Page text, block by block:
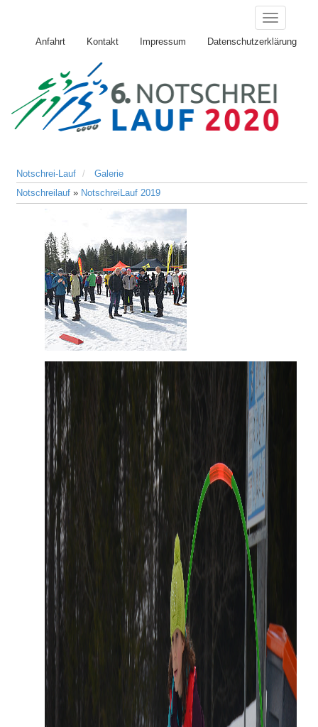
Anfahrt Kontakt Impressum Datenschutzerklärung
Notschrei-Lauf
Galerie
Notschreilauf » NotschreiLauf 2019